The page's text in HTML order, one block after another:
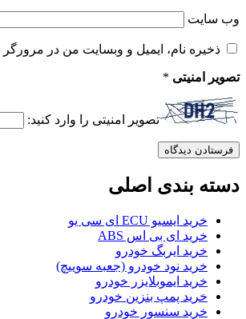
وب‌ سایت
ذخیره نام، ایمیل و وبسایت من در
تصویر امنیتی *
تصویر امنیتی را وارد کنید:
دسته بندی اصلی
خرید ایسیو ECU ای سی یو
خرید ای بی اس ABS
خرید ایربگ خودرو
خرید نود خودرو (جعبه سوییچ)
خرید ایموبلایزر خودرو
خرید پمپ بنزین خودرو
خرید سنسور خودرو